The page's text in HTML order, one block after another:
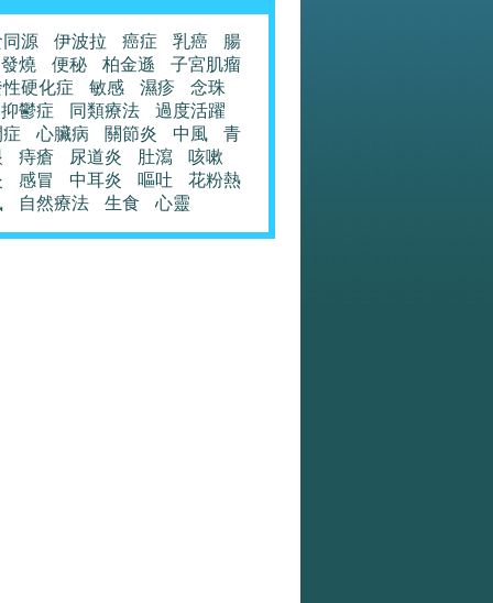
源 伊波拉 癌症 乳癌
腸
發燒
便秘 柏金遜
子宮肌瘤
硬化症
敏感 濕疹
念珠
抑鬱症
同類療法
過度活躍
心臟病 關節炎 中風
青
痔瘡 尿道炎 肚瀉
咳嗽
感冒 中耳炎 嘔吐
花粉熱
自然療法 生食 心靈